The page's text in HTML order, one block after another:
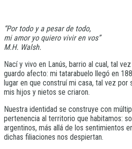
“Por todo y a pesar de todo,
mi amor yo quiero vivir en vos”
M.H. Walsh.
Nací y vivo en Lanús, barrio al cual, tal
guardo afecto: mi tatarabuelo llegó en
lugar en que construí mi casa, tal vez por
mis hijos y nietos se criaron.
Nuestra identidad se construye con
pertenencia al territorio que habitamos:
argentinos, más allá de los sentimientos
dichas filiaciones nos despiertan.